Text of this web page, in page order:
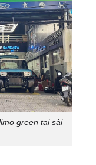
green tại sài
tô chuyên